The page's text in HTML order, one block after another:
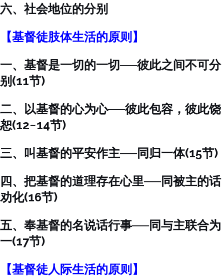
六、社会地位的分别
【基督徒肢体生活的原则】
一、基督是一切的一切──彼此之间不可分
别(11节)
二、以基督的心为心──彼此包容，彼此饶
恕(12~14节)
三、叫基督的平安作主──同归一体(15节)
四、把基督的道理存在心里──同被主的话
劝化(16节)
五、奉基督的名说话行事──同与主联合为
一(17节)
【基督徒人际生活的原则】